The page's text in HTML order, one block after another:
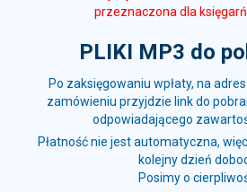
Po zaksięgowaniu wpłaty, na
zamówieniu przyjdzie link do
odpowiadającego
Płatność nie jest automatyczna,
kolejny dzień
Posimy o